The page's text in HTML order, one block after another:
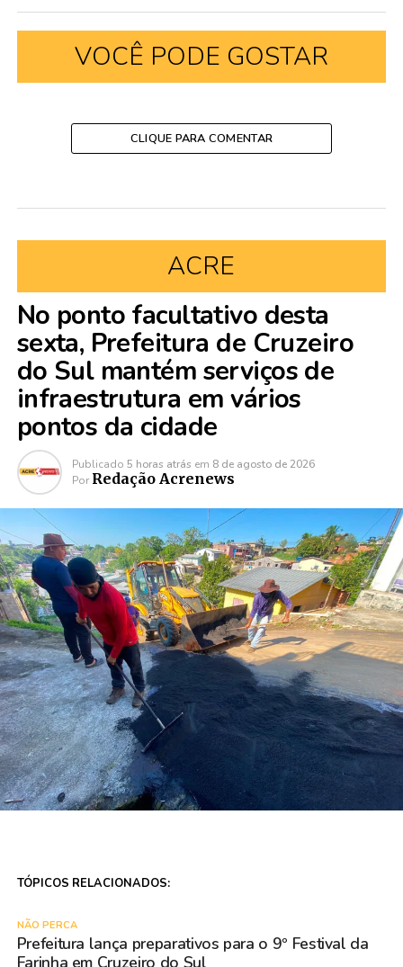
VOCÊ PODE GOSTAR
CLIQUE PARA COMENTAR
ACRE
No ponto facultativo desta
sexta, Prefeitura de Cruzeiro
do Sul mantém serviços de
infraestrutura em vários
pontos da cidade
Publicado 5 horas atrás em 8 de agosto de 2026
Por Redação Acrenews
TÓPICOS RELACIONADOS:
NÃO PERCA
Prefeitura lança preparativos para o 9º Festival da
Farinha em Cruzeiro do Sul